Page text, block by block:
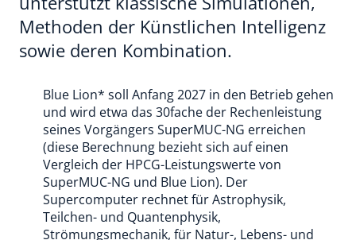
Methoden der Künstlichen Intelligenz
sowie deren Kombination.
Blue Lion* soll Anfang 2027 in den Betrieb gehen
und wird etwa das 30fache der Rechenleistung
seines Vorgängers SuperMUC-NG erreichen
(diese Berechnung bezieht sich auf einen
Vergleich der HPCG-Leistungswerte von
SuperMUC-NG und Blue Lion). Der
Supercomputer rechnet für Astrophysik,
Teilchen- und Quantenphysik,
Strömungsmechanik, für Natur-, Lebens- und